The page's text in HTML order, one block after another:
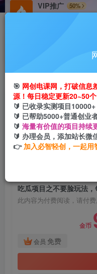
VIP推广
50%
吃瓜项目之不要脸玩
(附 快手美女号引流
网创电课网
2年前发布
此内容为付费阅读，请付
金币
会员 免费
🎯 网创电课网，打破信息
源！每日稳定更新20~50个
🔰 已收录实测项目
🔰 已帮助5000+普通创业
🔰 海量有价值的项目持续
🔰 办理会员，添加站长微
👉 加入必智轻创，一起用